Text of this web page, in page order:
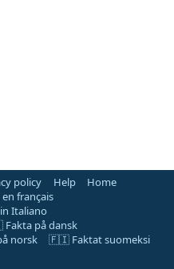
policy Help
Home
français
Italiano
på dansk
norsk
🇫🇮 Faktat suomeksi